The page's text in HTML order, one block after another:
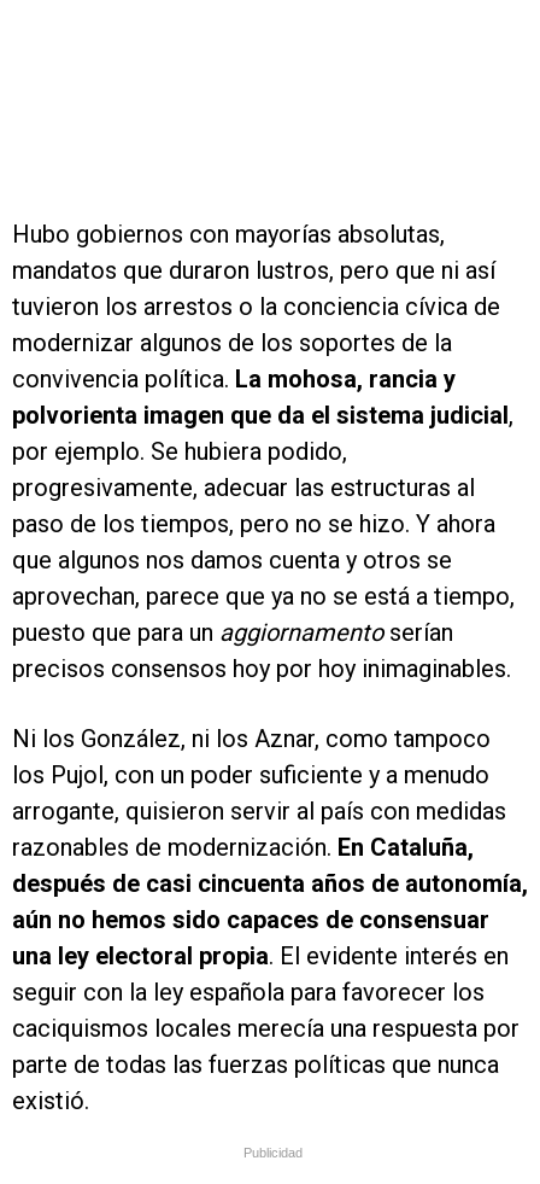
Hubo gobiernos con mayorías absolutas,
mandatos que duraron lustros, pero que ni así
tuvieron los arrestos o la conciencia cívica de
modernizar algunos de los soportes de la
convivencia política. La mohosa, rancia y
polvorienta imagen que da el sistema judicial,
por ejemplo. Se hubiera podido,
progresivamente, adecuar las estructuras al
paso de los tiempos, pero no se hizo. Y ahora
que algunos nos damos cuenta y otros se
aprovechan, parece que ya no se está a tiempo,
puesto que para un aggiornamento serían
precisos consensos hoy por hoy inimaginables.
Ni los González, ni los Aznar, como tampoco
los Pujol, con un poder suficiente y a menudo
arrogante, quisieron servir al país con medidas
razonables de modernización. En Cataluña,
después de casi cincuenta años de autonomía,
aún no hemos sido capaces de consensuar
una ley electoral propia. El evidente interés en
seguir con la ley española para favorecer los
caciquismos locales merecía una respuesta por
parte de todas las fuerzas políticas que nunca
existió.
Publicidad